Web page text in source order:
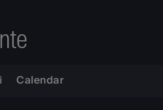
Calendar